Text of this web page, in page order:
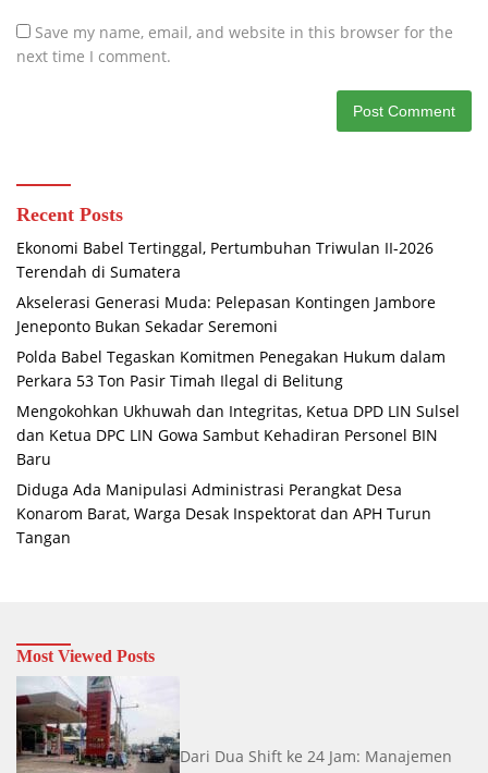
Save my name, email, and website in this browser for the
next time I comment.
Recent Posts
Ekonomi Babel Tertinggal, Pertumbuhan Triwulan II-2026
Terendah di Sumatera
Akselerasi Generasi Muda: Pelepasan Kontingen Jambore
Jeneponto Bukan Sekadar Seremoni
Polda Babel Tegaskan Komitmen Penegakan Hukum dalam
Perkara 53 Ton Pasir Timah Ilegal di Belitung
Mengokohkan Ukhuwah dan Integritas, Ketua DPD LIN Sulsel
dan Ketua DPC LIN Gowa Sambut Kehadiran Personel BIN
Baru
Diduga Ada Manipulasi Administrasi Perangkat Desa
Konarom Barat, Warga Desak Inspektorat dan APH Turun
Tangan
Most Viewed Posts
Dari Dua Shift ke 24 Jam: Manajemen